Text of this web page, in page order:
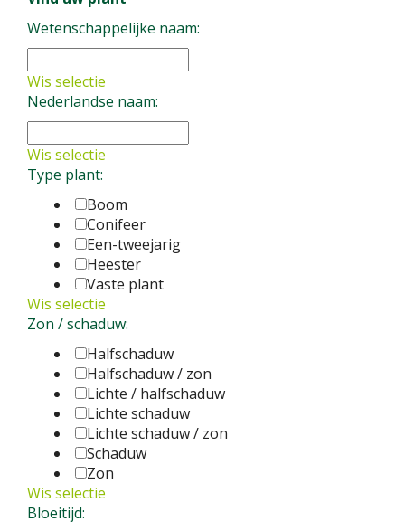
plant
Wetenschappelijke naam:
Wis selectie
Nederlandse naam:
Wis selectie
Type plant:
Boom
Conifeer
Een-tweejarig
Heester
Vaste plant
Wis selectie
Zon / schaduw:
Halfschaduw
Halfschaduw / zon
Lichte / halfschaduw
Lichte schaduw
Lichte schaduw / zon
Schaduw
Zon
Wis selectie
Bloeitijd: